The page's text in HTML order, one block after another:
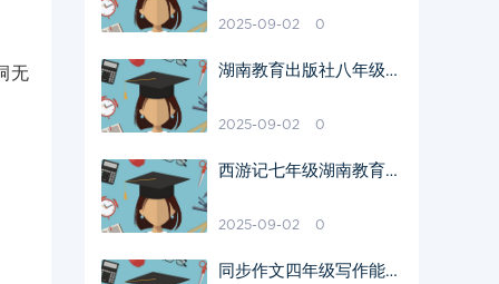
无
2025-09-02 0
湖南教育出版社八年级生
2025-09-02 0
西游记七年级湖南教育版
2025-09-02 0
同步作文四年级写作能力